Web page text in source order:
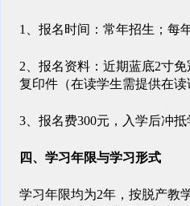
1、报名时间：常年招生；每
2、报名资料：近期蓝底2寸
复印件（在读学生需提供在
3、报名费300元，入学后冲
四、学习年限与学习形式
学习年限均为2年，按脱产教